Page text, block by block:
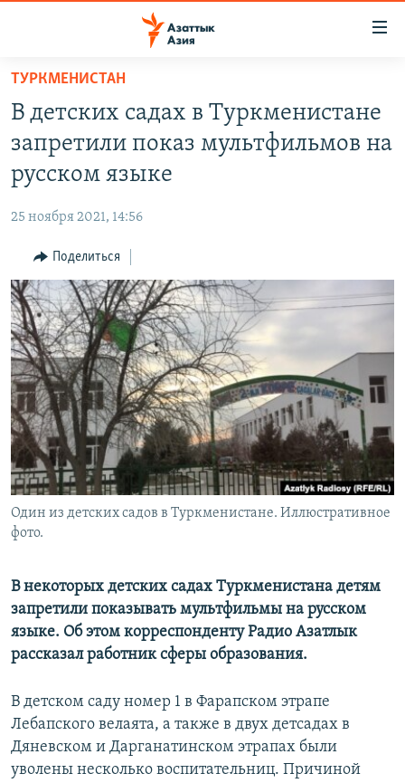
Вернуться
основному
содержанию
Вернутся
главной
навигации
Вернутся
поиску
ТАДЖИКИСТАН
НОВОСТИ
ВОЙНА В УКРАИНЕ
ҚАЗАҚША
КЫРГЫЗЧА
ЎЗБЕКЧА
ТОҶИКӢ
TÜRKMENÇE
Все сайты РСЕ/РС
ТУРКМЕНИСТАН
В детских садах в Туркменистане
запретили показ мультфильмов на
русском языке
25 ноября 2021, 14:56
Поделиться
Один из детских садов в Туркменистане. Иллюстративное
фото.
В некоторых детских садах Туркменистана детям
запретили показывать мультфильмы на русском
языке. Об этом корреспонденту Радио Азатлык
рассказал работник сферы образования.
В детском саду номер 1 в Фарапском этрапе
Лебапского велаята, а также в двух детсадах в
Дяневском и Дарганатинском этрапах были
уволены несколько воспитательниц. Причиной